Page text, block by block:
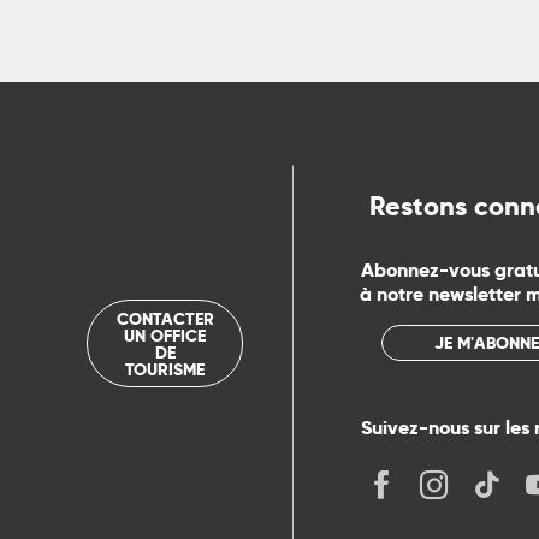
CONTACTER
UN OFFICE
DE
TOURISME
Restons
Abonnez-vous
à notre newsletter
JE M'ABONNE
Suivez-nous sur les